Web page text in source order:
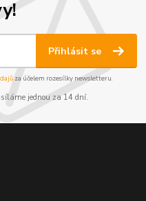
Přihlásit se
za účelem rozesílky newsletteru.
jednou za 14 dní.